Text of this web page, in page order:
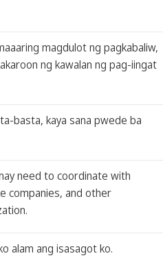
magdulot ng pagkabaliw,
ng kawalan ng pag-iingat
basta, kaya sana pwede ba
need to coordinate with
companies, and other
alam ang isasagot ko.